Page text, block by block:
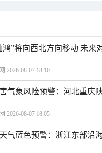
鸿”将向西北方向移动 未来
2026-08-07 18:10
气象风险预警：河北重庆
2026-08-07 18:05
气蓝色预警：浙江东部沿